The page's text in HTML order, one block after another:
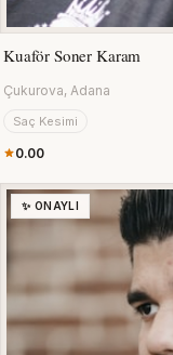
Kuaför Soner Karam
Çukurova, Adana
Saç Kesimi
0.00
✨ ONAYLI